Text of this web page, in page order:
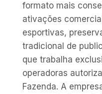
formato mais
ativações
esportivas,
tradicional de
que trabalha
operadoras
Fazenda. A